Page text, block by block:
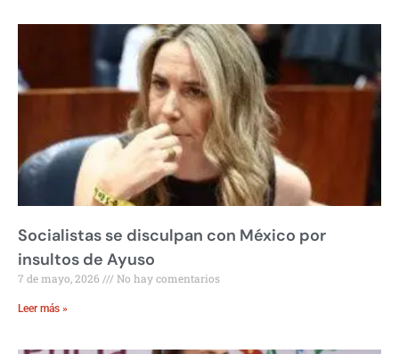
Socialistas se disculpan con México por
insultos de Ayuso
7 de mayo, 2026 No hay comentarios
Leer más »